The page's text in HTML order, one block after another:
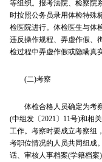
等组织。报考法院、检察院
时按照公务员录用体检特殊
检医院进行。体检医生与体
违反操作规程、弄虚作假、
检过程中弄虚作假或隐瞒真
(二)考察
体检合格人员确定为考察
(中组发〔2021〕11号)和相
工作。考察时要成立考察组
考职位情况的人员共同组成
话、审核人事档案(学籍档